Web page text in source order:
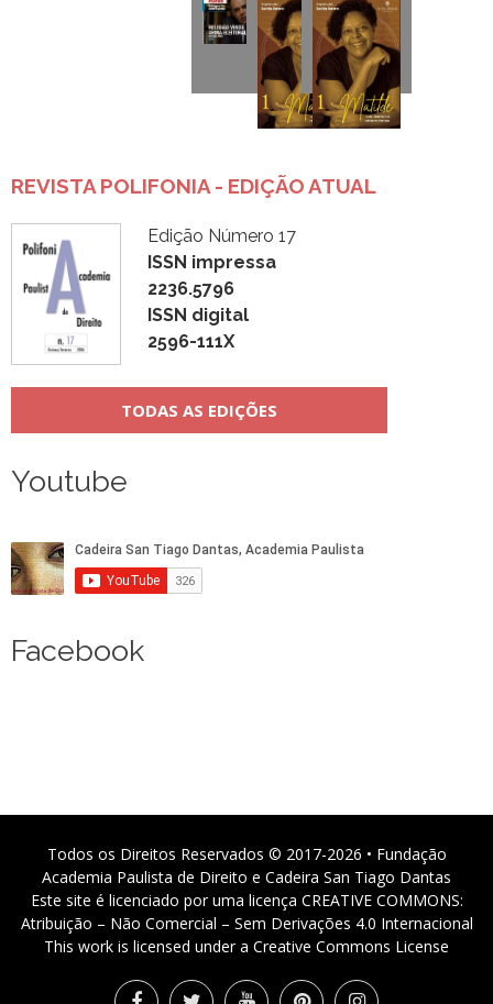
REVISTA POLIFONIA - EDIÇÃO ATUAL
Edição Número 17
ISSN impressa
2236.5796
ISSN digital
2596-111X
TODAS AS EDIÇÕES
Youtube
Facebook
Todos os Direitos Reservados © 2017-2026 • Fundação
Academia Paulista de Direito e Cadeira San Tiago Dantas
Este site é licenciado por uma licença CREATIVE COMMONS:
Atribuição – Não Comercial – Sem Derivações 4.0 Internacional
This work is licensed under a Creative Commons License